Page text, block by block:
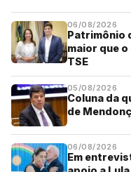
06/08/2026
Patrimônio
maior que
TSE
05/08/2026
Coluna da
de
06/08/2026
Em